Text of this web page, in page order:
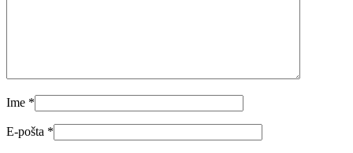
Ime *
E-pošta *